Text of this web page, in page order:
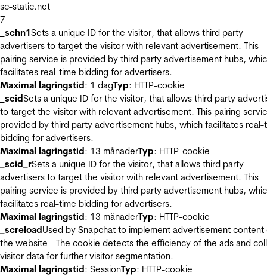
sc-static.net
7
_schn1Sets a unique ID for the visitor, that allows third party
advertisers to target the visitor with relevant advertisement. This
pairing service is provided by third party advertisement hubs,
facilitates real-time bidding for advertisers.
Maximal lagringstid: 1 dagTyp: HTTP-cookie
_scidSets a unique ID for the visitor, that allows third party
to target the visitor with relevant advertisement. This pairing
provided by third party advertisement hubs, which facilitates real-
bidding for advertisers.
Maximal lagringstid: 13 månaderTyp: HTTP-cookie
_scid_rSets a unique ID for the visitor, that allows third party
advertisers to target the visitor with relevant advertisement. This
pairing service is provided by third party advertisement hubs,
facilitates real-time bidding for advertisers.
Maximal lagringstid: 13 månaderTyp: HTTP-cookie
_screloadUsed by Snapchat to implement advertisement content
the website - The cookie detects the efficiency of the ads and
visitor data for further visitor segmentation.
Maximal lagringstid: SessionTyp: HTTP-cookie